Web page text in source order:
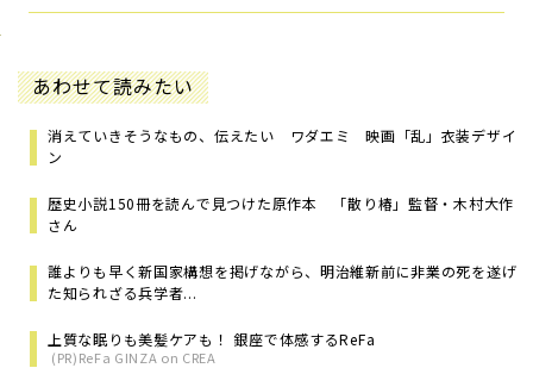
あわせて読みたい
消えていきそうなもの、伝えたい ワダエミ 映画「乱」衣装デザイ
ン
歴史小説150冊を読んで見つけた原作本 「散り椿」監督・木村大作
さん
誰よりも早く新国家構想を掲げながら、明治維新前に非業の死を遂げ
た知られざる兵学者...
上質な眠りも美髪ケアも！ 銀座で体感するReFa
(PR)ReFa GINZA on CREA